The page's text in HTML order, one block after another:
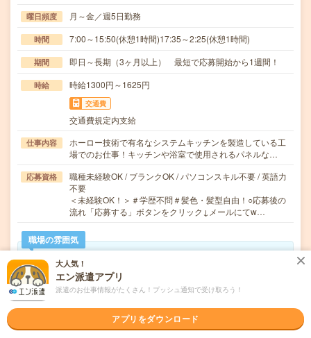
曜日頻度 月～金／週5日勤務
時間 7:00～15:50(休憩1時間)17:35～2:25(休憩1時間)
期間 即日～長期（3ヶ月以上） 最短で応募開始から1週間！
時給 時給1300円～1625円
交通費
交通費規定内支給
仕事内容
ホーロー技術で有名なシステムキッチンを製造している工
場でのお仕事！キッチンや浴室で使用されるパネルな…
応募資格
職種未経験OK / ブランクOK / パソコンスキル不要 / 英語力
不要
＜未経験OK！＞＃学歴不問＃髪色・髪型自由！○応募後の
流れ「応募する」ボタンをクリック↓メールにてw…
職場の雰囲気
年齢層
20代
応募へ進む
大人気！
エン派遣アプリ
派遣のお仕事情報がたくさん！プッシュ通知で受け取ろう！
アプリをダウンロード